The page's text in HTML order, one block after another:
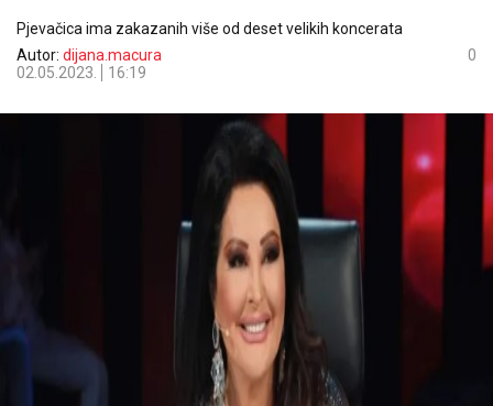
Pjevačica ima zakazanih više od deset velikih koncerata
Autor: dijana.macura
02.05.2023.
16:19
0